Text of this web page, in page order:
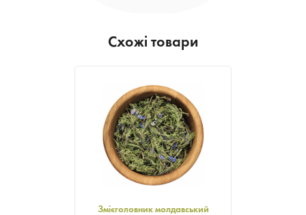
Схожі товари
Змієголовник молдавський